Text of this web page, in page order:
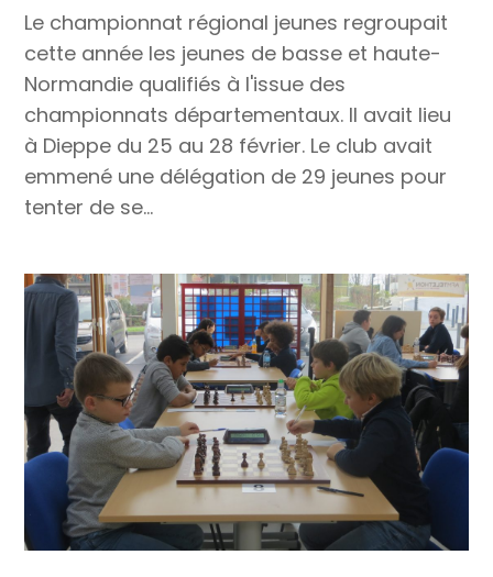
Le championnat régional jeunes regroupait
cette année les jeunes de basse et haute-
Normandie qualifiés à l'issue des
championnats départementaux. Il avait lieu
à Dieppe du 25 au 28 février. Le club avait
emmené une délégation de 29 jeunes pour
tenter de se...